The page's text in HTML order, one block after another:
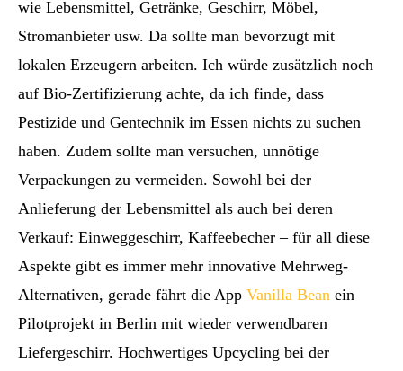
wie Lebensmittel, Getränke, Geschirr, Möbel,
Stromanbieter usw. Da sollte man bevorzugt mit
lokalen Erzeugern arbeiten. Ich würde zusätzlich noch
auf Bio-Zertifizierung achte, da ich finde, dass
Pestizide und Gentechnik im Essen nichts zu suchen
haben. Zudem sollte man versuchen, unnötige
Verpackungen zu vermeiden. Sowohl bei der
Anlieferung der Lebensmittel als auch bei deren
Verkauf: Einweggeschirr, Kaffeebecher – für all diese
Aspekte gibt es immer mehr innovative Mehrweg-
Alternativen, gerade fährt die App Vanilla Bean ein
Pilotprojekt in Berlin mit wieder verwendbaren
Liefergeschirr. Hochwertiges Upcycling bei der